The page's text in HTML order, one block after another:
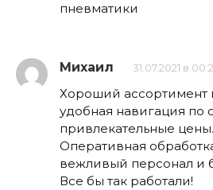
пневматики
Михаил 31.07.2021 в
Хороший ассортимент
удобная навигация по
привлекательные цены.
Оперативная
вежливый персонал и
Все бы так работали!